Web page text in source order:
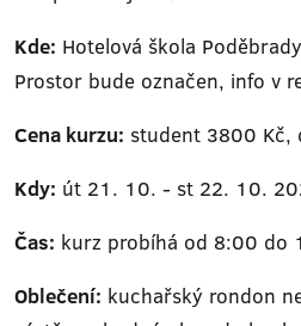
Kde: Hotelová škola
Prostor bude označen, info v
Cena kurzu: student 3800 Kč,
Kdy: út 21. 10. - st 22. 10.
Čas: kurz probíhá od 8:00 do
Oblečení: kuchařský rondon